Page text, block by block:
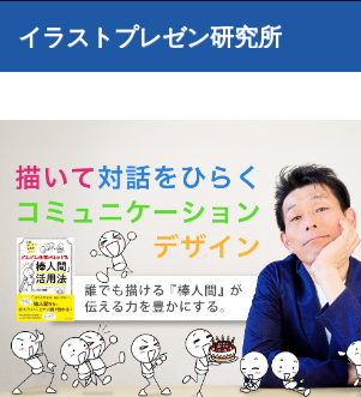
イラストプレゼン研究所